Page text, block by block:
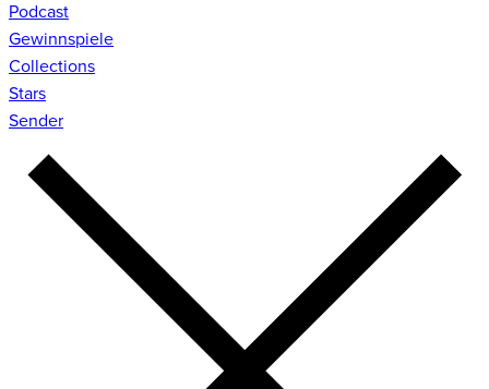
Podcast
Gewinnspiele
Collections
Stars
Sender